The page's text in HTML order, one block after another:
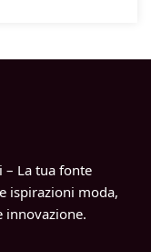
– La tua fonte
ispirazioni moda,
innovazione.